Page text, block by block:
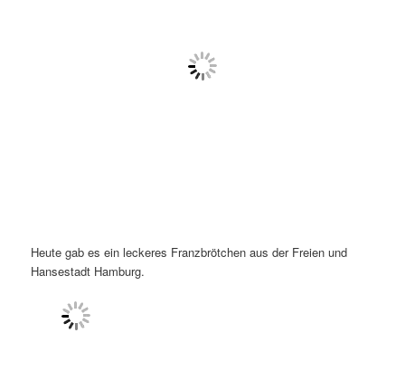
Heute gab es ein leckeres Franzbrötchen aus der Freien und
Hansestadt Hamburg.